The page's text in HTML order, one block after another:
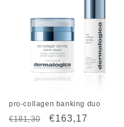
pro-collagen banking duo
Redna
€181,30
Znižana
€163,17